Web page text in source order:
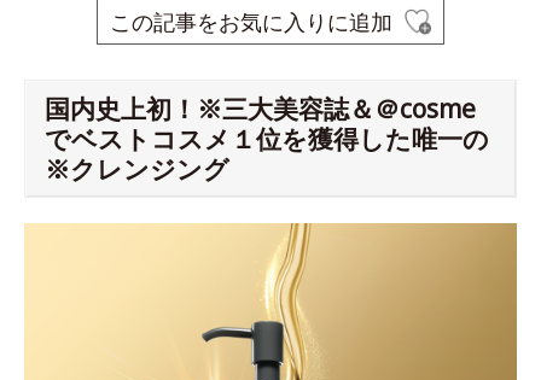
この記事をお気に入りに追加
国内史上初！※三大美容誌＆＠cosme
でベストコスメ１位を獲得した唯一の
※クレンジング